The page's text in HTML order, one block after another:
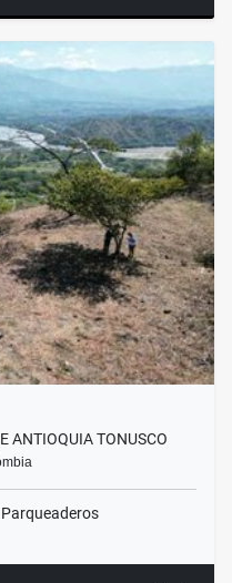
ANTIOQUIA TONUSCO
Parqueaderos